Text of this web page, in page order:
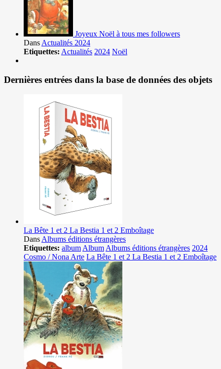
Joyeux Noël à tous mes followers
Dans Actualités 2024
Etiquettes: Actualités 2024 Noël
Dernières entrées dans la base de données des objets
La Bête 1 et 2 La Bestia 1 et 2 Emboîtage
Dans Albums éditions étrangères
Etiquettes: album Album Albums éditions étrangères 2024
Cosmo / Nona Arte La Bête 1 et 2 La Bestia 1 et 2 Emboîtage